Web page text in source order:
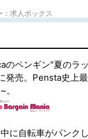
：求人ボックス
のペンギン"夏のラ
発売。Pensta史上
。
に自転車がパンク